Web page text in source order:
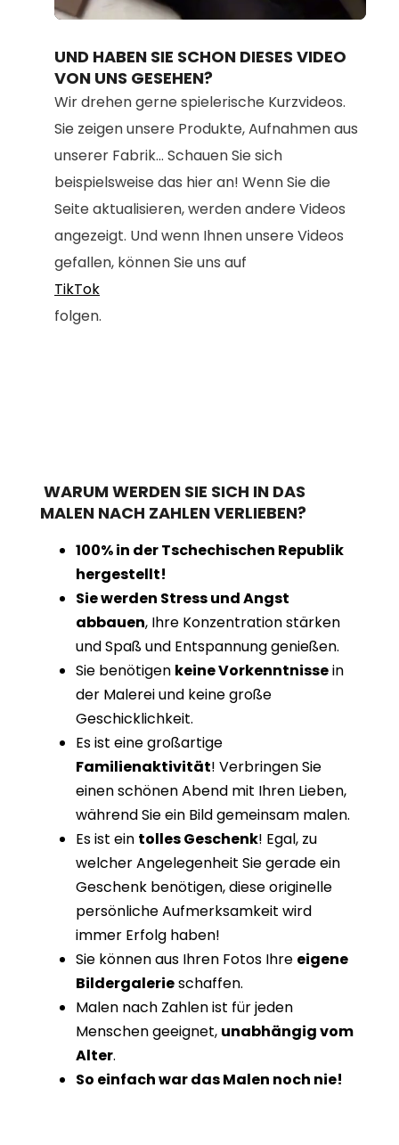
100.00%
UND HABEN SIE SCHON DIESES VIDEO
VON UNS GESEHEN?
Wir drehen gerne spielerische Kurzvideos.
Sie zeigen unsere Produkte, Aufnahmen aus
unserer Fabrik... Schauen Sie sich
beispielsweise das hier an! Wenn Sie die
Seite aktualisieren, werden andere Videos
angezeigt. Und wenn Ihnen unsere Videos
gefallen, können Sie uns auf
TikTok
folgen.
WARUM WERDEN SIE SICH IN DAS
MALEN NACH ZAHLEN VERLIEBEN?
100% in der Tschechischen Republik
hergestellt!
Sie werden Stress und Angst
abbauen, Ihre Konzentration stärken
und Spaß und Entspannung genießen.
Sie benötigen keine Vorkenntnissein
der Malerei und keine große
Geschicklichkeit.
Es ist eine großartige
Familienaktivität! Verbringen Sie
einen schönen Abend mit Ihren Lieben,
während Sie ein Bild gemeinsam malen.
Es ist ein tolles Geschenk! Egal, zu
welcher Angelegenheit Sie gerade ein
Geschenk benötigen, diese originelle
persönliche Aufmerksamkeit wird
immer Erfolg haben!
Sie können aus Ihren Fotos Ihre eigene
Bildergalerieschaffen.
Malen nach Zahlen ist für jeden
Menschen geeignet, unabhängig vom
Alter.
So einfach war das Malen noch nie!